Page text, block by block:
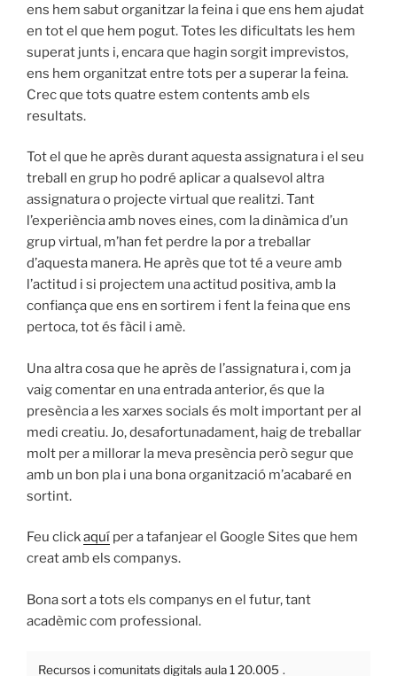
ens hem sabut organitzar la feina i que ens hem ajudat
en tot el que hem pogut. Totes les dificultats les hem
superat junts i, encara que hagin sorgit imprevistos,
ens hem organitzat entre tots per a superar la feina.
Crec que tots quatre estem contents amb els
resultats.
Tot el que he après durant aquesta assignatura i el seu
treball en grup ho podré aplicar a qualsevol altra
assignatura o projecte virtual que realitzi. Tant
l’experiència amb noves eines, com la dinàmica d’un
grup virtual, m’han fet perdre la por a treballar
d’aquesta manera. He après que tot té a veure amb
l’actitud i si projectem una actitud positiva, amb la
confiança que ens en sortirem i fent la feina que ens
pertoca, tot és fàcil i amè.
Una altra cosa que he après de l’assignatura i, com ja
vaig comentar en una entrada anterior, és que la
presència a les xarxes socials és molt important per al
medi creatiu. Jo, desafortunadament, haig de treballar
molt per a millorar la meva presència però segur que
amb un bon pla i una bona organització m’acabaré en
sortint.
Feu clickaquí per a tafanjear el Google Sites que hem
creat amb els companys.
Bona sort a tots els companys en el futur, tant
acadèmic com professional.
Recursos i comunitats digitals aula 1 20.005 .